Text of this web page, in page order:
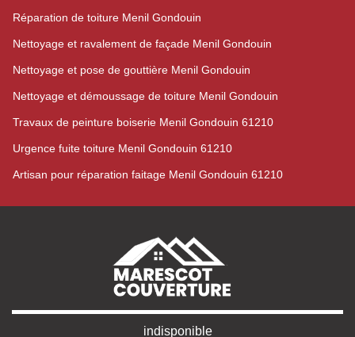
Réparation de toiture Menil Gondouin
Nettoyage et ravalement de façade Menil Gondouin
Nettoyage et pose de gouttière Menil Gondouin
Nettoyage et démoussage de toiture Menil Gondouin
Travaux de peinture boiserie Menil Gondouin 61210
Urgence fuite toiture Menil Gondouin 61210
Artisan pour réparation faitage Menil Gondouin 61210
indisponible